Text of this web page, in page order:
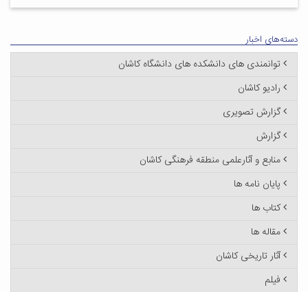
دسته‌های اخبار
توانمندی های دانشکده های دانشگاه کاشان
رادیو کاشان
گزارش تصویری
گزارش
منابع و آثارعلمی منطقه فرهنگی کاشان
پایان نامه ها
کتاب ها
مقاله ها
آثار تاریخی کاشان
فیلم